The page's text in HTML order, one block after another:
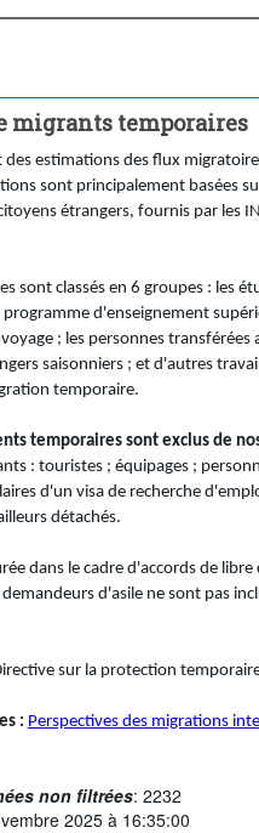
migrants temporaires
estimations des flux
sont principalement basées
étrangers, fournis par les
sont classés en 6 groupes : les
d'enseignement
; les personnes transférées
saisonniers ; et d'autres
temporaire.
temporaires sont exclus de
: touristes ; équipages ;
d'un visa de recherche
détachés.
dans le cadre d'accords de
d'asile ne sont pas
sur la protection
: Perspectives des migrations
non filtrées: 2232
2025 à 16:35:00